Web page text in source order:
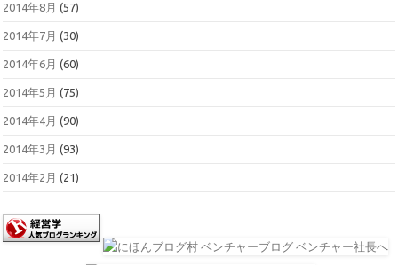
2014年8月 (57)
2014年7月 (30)
2014年6月 (60)
2014年5月 (75)
2014年4月 (90)
2014年3月 (93)
2014年2月 (21)